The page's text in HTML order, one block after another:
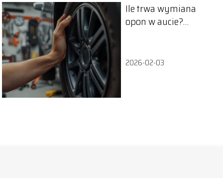
Ile trwa wymiana
opon w aucie?
2026-02-03